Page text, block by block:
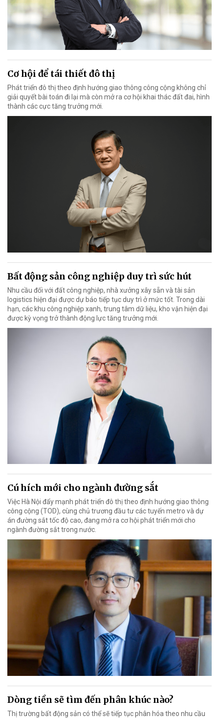
Cơ hội để tái thiết đô thị
Phát triển đô thị theo định hướng giao thông công cộng không chỉ
giải quyết bài toán đi lại mà còn mở ra cơ hội khai thác đất đai, hình
thành các cực tăng trưởng mới.
Bất động sản công nghiệp duy trì sức hút
Nhu cầu đối với đất công nghiệp, nhà xưởng xây sẵn và tài sản
logistics hiện đại được dự báo tiếp tục duy trì ở mức tốt. Trong dài
hạn, các khu công nghiệp xanh, trung tâm dữ liệu, kho vận hiện đại
được kỳ vọng trở thành động lực tăng trưởng mới.
Cú hích mới cho ngành đường sắt
Việc Hà Nội đẩy mạnh phát triển đô thị theo định hướng giao thông
công cộng (TOD), cùng chủ trương đầu tư các tuyến metro và dự
án đường sắt tốc độ cao, đang mở ra cơ hội phát triển mới cho
ngành đường sắt trong nước.
Dòng tiền sẽ tìm đến phân khúc nào?
Thị trường bất động sản có thể sẽ tiếp tục phân hóa theo nhu cầu